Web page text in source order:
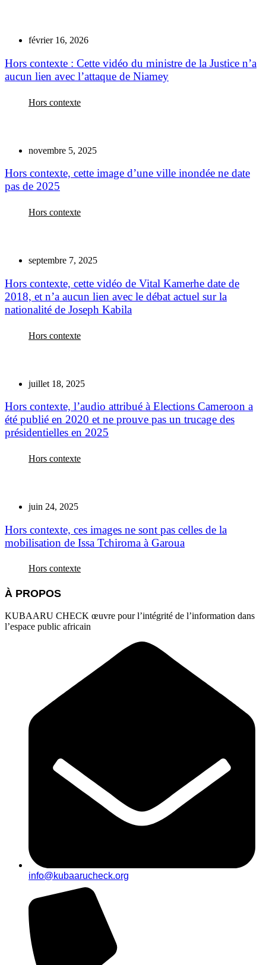
février 16, 2026
Hors contexte : Cette vidéo du ministre de la Justice n’a
aucun lien avec l’attaque de Niamey
Hors contexte
novembre 5, 2025
Hors contexte, cette image d’une ville inondée ne date
pas de 2025
Hors contexte
septembre 7, 2025
Hors contexte, cette vidéo de Vital Kamerhe date de
2018, et n’a aucun lien avec le débat actuel sur la
nationalité de Joseph Kabila
Hors contexte
juillet 18, 2025
Hors contexte, l’audio attribué à Elections Cameroon a
été publié en 2020 et ne prouve pas un trucage des
présidentielles en 2025
Hors contexte
juin 24, 2025
Hors contexte, ces images ne sont pas celles de la
mobilisation de Issa Tchiroma à Garoua
Hors contexte
À PROPOS
KUBAARU CHECK œuvre pour l’intégrité de l’information dans
l’espace public africain
info@kubaarucheck.org